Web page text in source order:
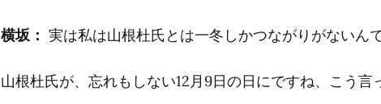
横坂： 実は私は山根杜氏とは一冬しかつながりがないんで
山根杜氏が、忘れもしない12月9日の日にですね、こう言